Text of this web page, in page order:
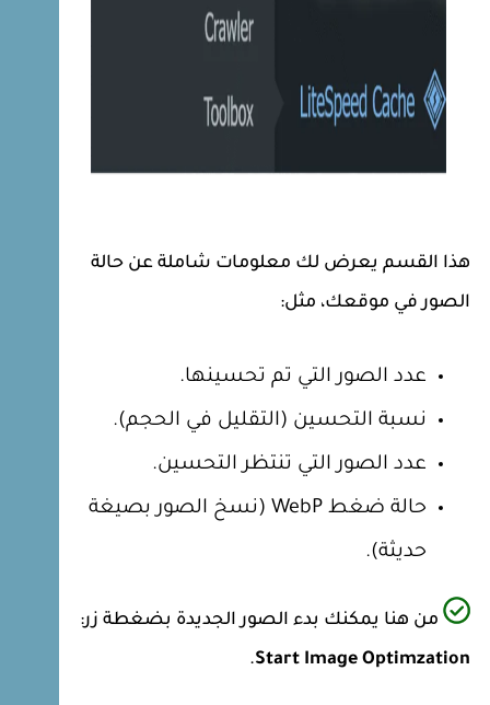
هذا القسم يعرض لك معلومات شاملة عن حالة
الصور في موقعك، مثل:
عدد الصور التي تم تحسينها.
نسبة التحسين (التقليل في الحجم).
عدد الصور التي تنتظر التحسين.
حالة ضغط WebP (نسخ الصور بصيغة
حديثة).
من هنا يمكنك بدء الصور الجديدة بضغطة زر:
Start Image Optimzation
.